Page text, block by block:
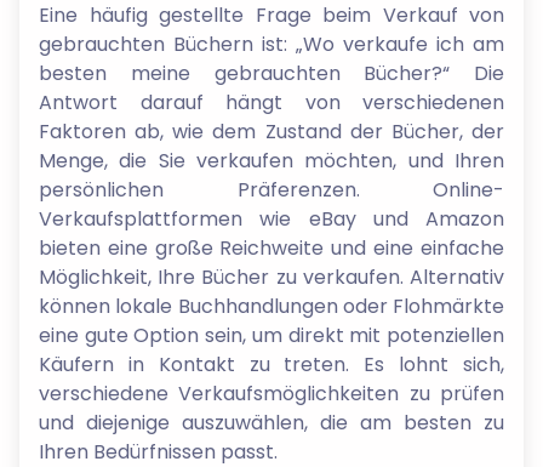
Eine häufig gestellte Frage beim Verkauf von
gebrauchten Büchern ist: „Wo verkaufe ich am
besten meine gebrauchten Bücher?“ Die
Antwort darauf hängt von verschiedenen
Faktoren ab, wie dem Zustand der Bücher, der
Menge, die Sie verkaufen möchten, und Ihren
persönlichen Präferenzen. Online-
Verkaufsplattformen wie eBay und Amazon
bieten eine große Reichweite und eine einfache
Möglichkeit, Ihre Bücher zu verkaufen. Alternativ
können lokale Buchhandlungen oder Flohmärkte
eine gute Option sein, um direkt mit potenziellen
Käufern in Kontakt zu treten. Es lohnt sich,
verschiedene Verkaufsmöglichkeiten zu prüfen
und diejenige auszuwählen, die am besten zu
Ihren Bedürfnissen passt.